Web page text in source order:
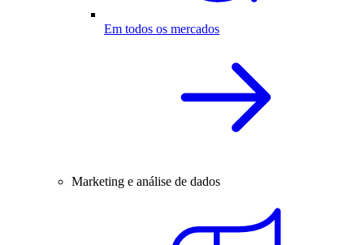
Em todos os mercados
Marketing e análise de dados